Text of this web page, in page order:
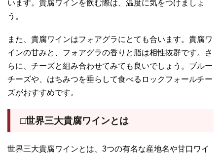
います。貴腐ワインを飲む際は、温度に気をつけましょ
う。
また、貴腐ワインはフォアグラにとても合います。貴腐ワ
インの甘みと、フォアグラの香りと脂は相性抜群です。さ
らに、チーズと組み合わせてみても良いでしょう。ブルー
チーズや、はちみつを垂らして食べるロックフォールチー
ズがおすすめです。
□世界三大貴腐ワインとは
世界三大貴腐ワインとは、3つの有名な産地名や甘口ワイ